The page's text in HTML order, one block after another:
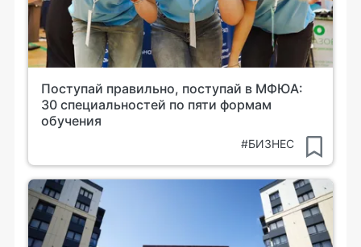
Поступай правильно, поступай в МФЮА:
30 специальностей по пяти формам
обучения
#БИЗНЕС